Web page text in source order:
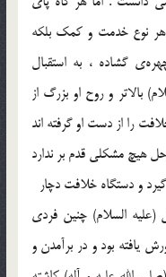
هر نوع خدمت و كمك بلكه
گشاده ، به استقبال
بالاتر و روح او بزرگ از
را از دست او گرفته اند
هيچ مشكلي قدم بر ندارد
و دستگاه خلافت دچار
(علیه السلام) چنين فردي
يافته بود و در برآمدن و